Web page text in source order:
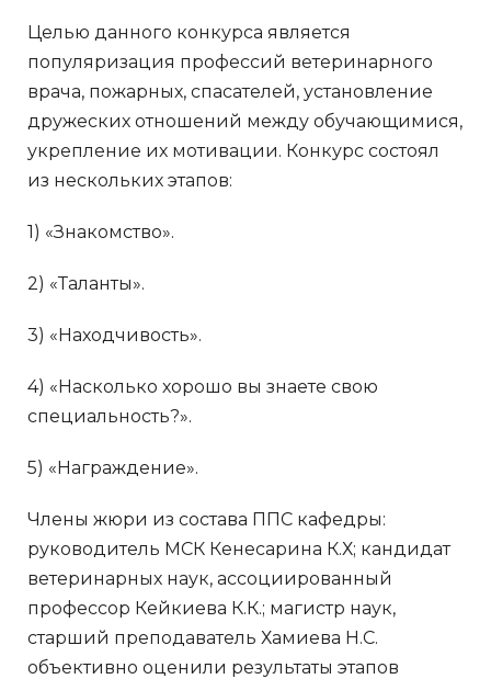
Целью данного конкурса является
популяризация профессий ветеринарного
врача, пожарных, спасателей, установление
дружеских отношений между обучающимися,
укрепление их мотивации. Конкурс состоял
из нескольких этапов:
1) «Знакомство».
2) «Таланты».
3) «Находчивость».
4) «Насколько хорошо вы знаете свою
специальность?».
5) «Награждение».
Члены жюри из состава ППС кафедры:
руководитель МСК Кенесарина К.Х; кандидат
ветеринарных наук, ассоциированный
профессор Кейкиева К.К.; магистр наук,
старший преподаватель Хамиева Н.С.
объективно оценили результаты этапов